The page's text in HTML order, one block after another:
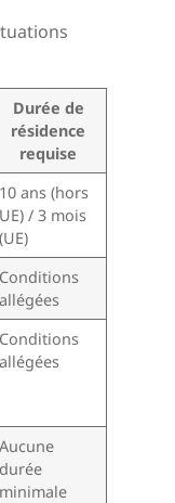
Durée de
résidence
requise
10 ans (hors
UE) / 3 mois
(UE)
Conditions
allégées
Conditions
allégées
Aucune
durée
minimale